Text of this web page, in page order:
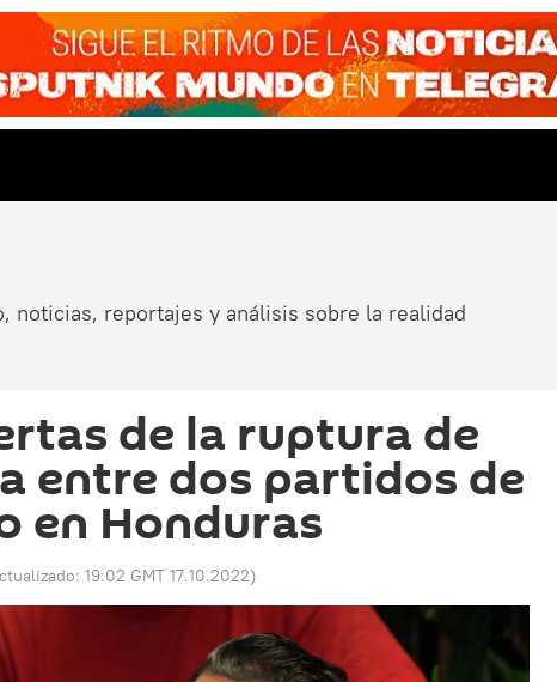
noticias, reportajes y análisis sobre la realidad
de la ruptura de
entre dos partidos de
en Honduras
19:02 GMT 17.10.2022)